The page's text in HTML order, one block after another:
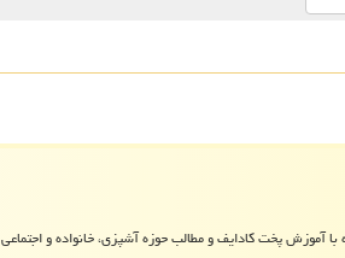
آموزش پخت کادایف و مطالب حوزه آشپزی، خانواده و اجتماعی